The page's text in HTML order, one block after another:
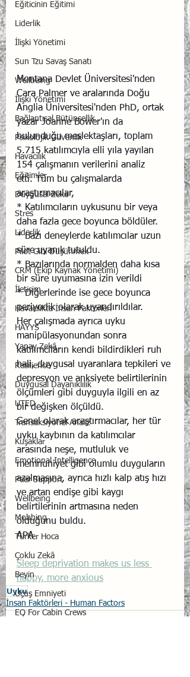
Eğiticinin Eğitimi
Liderlik
İlişki Yönetimi
Sun Tzu Savaş Sanatı
Wellbeing
İlişki Yönetimi
Bağlantısal Bütünsellik
Psikolojik Güvenlik
Havacılık
Eğitimler
Duygusal Zekâ
Stres
Liderlik
Pilot Gibi Düşünmek
CRM (Ekip Kaynak Yönetimi)
İletişim
Havacılıkta İnsan Faktörleri
HAYYS
Yapay Zekâ
Resilience
Duygusal Dayanıklılık
UTED
Transaksiyonel Analiz
Kuşaklar
Emotional Intelligence
Peer Support
Wellbeing
Mobbing
Türker Hoca
Çoklu Zekâ
Beyin
Uçuş Emniyeti
EQ For Cabin Crews
Montana Devlet Üniversitesi'nden
Cara Palmer ve aralarında Doğu
Anglia Üniversitesi'nden PhD, ortak
yazar Joanne Bower'ın da
bulunduğu meslektaşları, toplam
5.715 katılımcıyla elli yıla yayılan
154 çalışmanın verilerini analiz
etti. Tüm bu çalışmalarda
araştırmacılar,
* Katılımcıların uykusunu bir veya
daha fazla gece boyunca böldüler.
* Bazı deneylerde katılımcılar uzun
süre uyanık tutuldu.
* Bazılarında normalden daha kısa
bir süre uyumasına izin verildi
* Diğerlerinde ise gece boyunca
periyodik olarak uyandırıldılar.
Her çalışmada ayrıca uyku
manipülasyonundan sonra
katılımcıların kendi bildirdikleri ruh
hali, duygusal uyaranlara tepkileri ve
depresyon ve anksiyete belirtilerinin
ölçümleri gibi duyguyla ilgili en az
bir değişken ölçüldü.
Genel olarak araştırmacılar, her tür
uyku kaybının da katılımcılar
arasında neşe, mutluluk ve
memnuniyet gibi olumlu duyguların
azalmasına, ayrıca hızlı kalp atış hızı
ve artan endişe gibi kaygı
belirtilerinin artmasına neden
olduğunu buldu.
APA
Sleep deprivation makes us less
happy, more anxious
Uyku
İnsan Faktörleri - Human Factors